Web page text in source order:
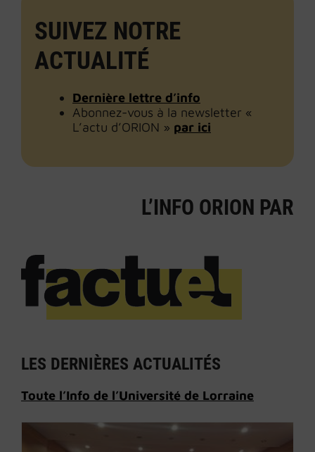
SUIVEZ NOTRE
ACTUALITÉ
Dernière lettre d’info
Abonnez-vous à la newsletter «
L’actu d’ORION » par ici
L’INFO ORION PAR
LES DERNIÈRES ACTUALITÉS
Toute l’Info de l’Université de Lorraine